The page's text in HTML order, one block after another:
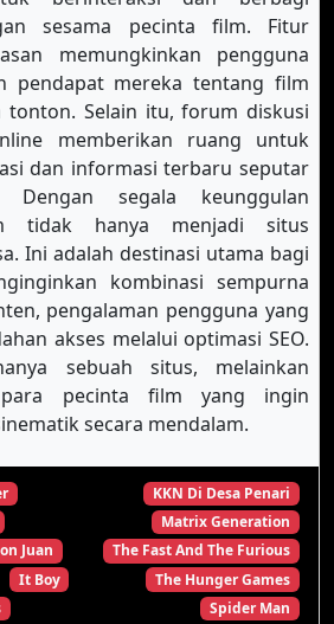
sesama pecinta film. Fitur
memungkinkan pengguna
pendapat mereka tentang film
tonton. Selain itu, forum diskusi
memberikan ruang untuk
dan informasi terbaru seputar
Dengan segala keunggulan
tidak hanya menjadi situs
Ini adalah destinasi utama bagi
kombinasi sempurna
pengalaman pengguna yang
akses melalui optimasi SEO.
sebuah situs, melainkan
pecinta film yang ingin
secara mendalam.
KKN Di Desa Penari
Matrix Generation
Juan
The Fast And The Furious
It Boy
The Hunger Games
Spider Man